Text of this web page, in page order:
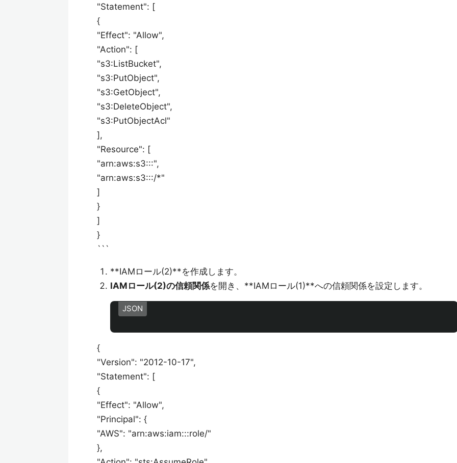
"Statement": [
{
"Effect": "Allow",
"Action": [
"s3:ListBucket",
"s3:PutObject",
"s3:GetObject",
"s3:DeleteObject",
"s3:PutObjectAcl"
],
"Resource": [
"arn:aws:s3:::",
"arn:aws:s3:::/*"
]
}
]
}
```
**IAMロール(2)**を作成します。
IAMロール(2)の信頼関係を開き、**IAMロール(1)**への信頼関係を設定します。
JSON
{
"Version": "2012-10-17",
"Statement": [
{
"Effect": "Allow",
"Principal": {
"AWS": "arn:aws:iam:::role/"
},